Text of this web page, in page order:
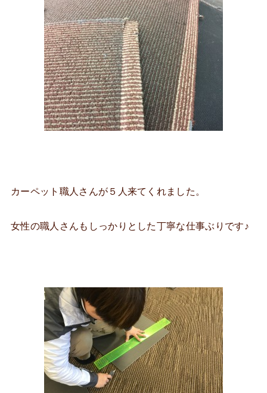
カーペット職人さんが５人来てくれました。
女性の職人さんもしっかりとした丁寧な仕事ぶりです♪